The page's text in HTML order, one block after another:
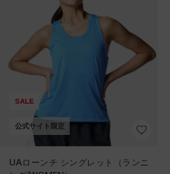
SALE
公式サイト限定
UAローンチ シングレット（ランニ